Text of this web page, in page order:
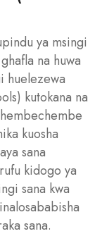
ya msingi
na huwa
huelezewa
kutokana na
kuosha
sana
kidogo ya
sana kwa
sana.